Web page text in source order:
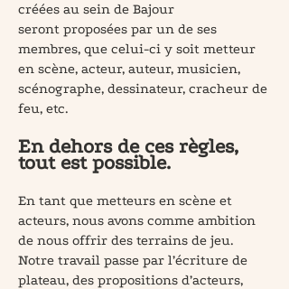
créées au sein de Bajour
seront proposées par un de ses
membres, que celui-ci y soit metteur
en scène, acteur, auteur, musicien,
scénographe, dessinateur, cracheur de
feu, etc.
En dehors de ces règles,
tout est possible.
En tant que metteurs en scène et
acteurs, nous avons comme ambition
de nous offrir des terrains de jeu.
Notre travail passe par l’écriture de
plateau, des propositions d’acteurs,